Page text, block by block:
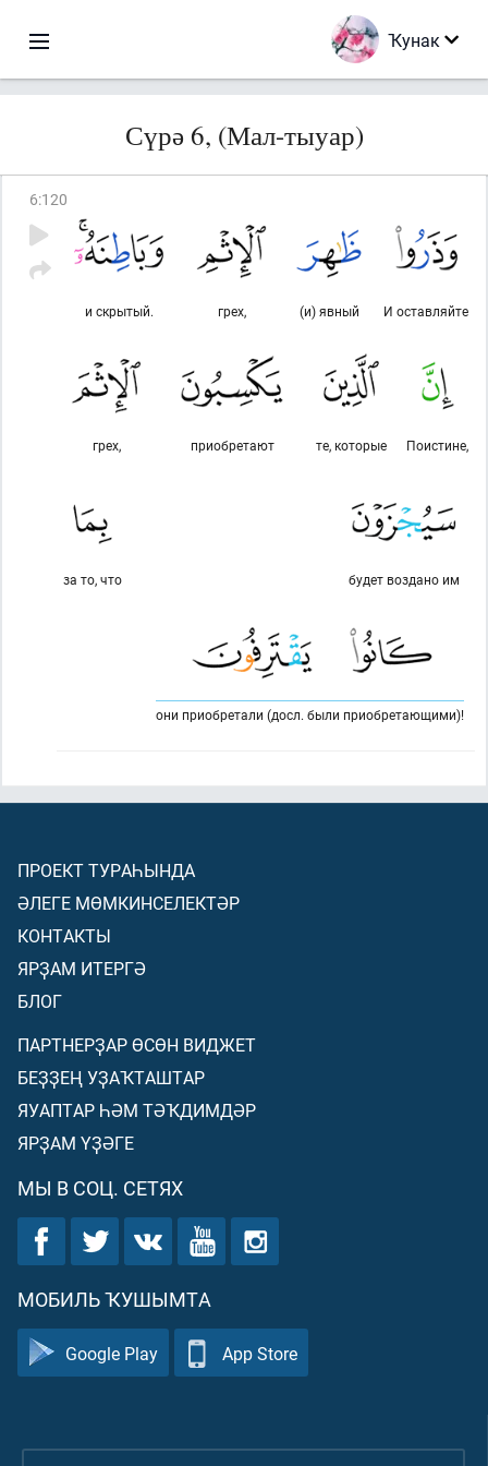
Ҡунак
Сүрә 6, (Мал-тыуар)
6:120
И оставляйте
(и) явный
грех,
и скрытый.
Поистине,
те, которые
приобретают
грех,
будет воздано им
за то, что
они приобретали (досл. были приобретающими)!
ПРОЕКТ ТУРАҺЫНДА
ӘЛЕГЕ МӨМКИНСЕЛЕКТӘР
КОНТАКТЫ
ЯРҘАМ ИТЕРГӘ
БЛОГ
ПАРТНЕРҘАР ӨСӨН ВИДЖЕТ
БЕҘҘЕҢ УҘАҠТАШТАР
ЯУАПТАР ҺӘМ ТӘҠДИМДӘР
ЯРҘАМ ҮҘӘГЕ
МЫ В СОЦ. СЕТЯХ
МОБИЛЬ ҠУШЫМТА
Google Play App Store